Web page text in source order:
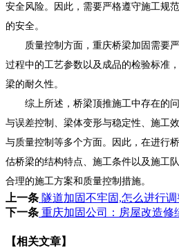
安全风险。因此，需要严格遵守施工规
的安全。
质量控制方面， 重庆桥梁加固 需要
过程中的工艺参数以及成品的检验标准
梁的耐久性。
综上所述，桥梁顶推施工中存在的问
与误差控制、梁体变形与稳定性、施工
与质量控制等多个方面。因此，在进行
估桥梁的结构特点、施工条件以及施工
合理的施工方案和质量控制措施。
上一条 隧道加固不牢固,怎么进行调
下一条 重庆加固公司：房屋改造修
【相关文章】